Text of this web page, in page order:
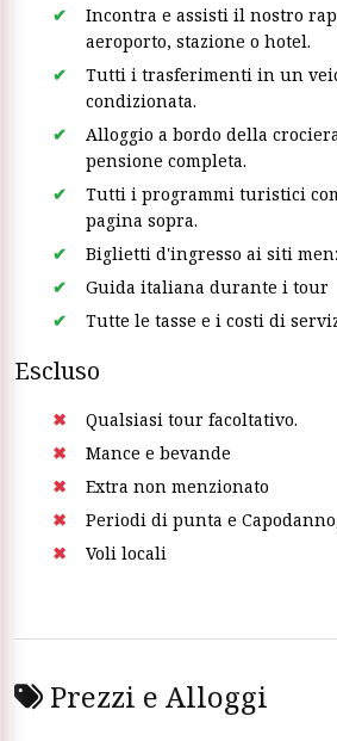
Incontra e assisti il nostro
aeroporto, stazione o hotel.
Tutti i trasferimenti in un
condizionata.
Alloggio a bordo della
pensione completa.
Tutti i programmi turistici
pagina sopra.
Biglietti d'ingresso ai siti
Guida italiana durante i tour
Tutte le tasse e i costi di
Escluso
Qualsiasi tour facoltativo.
Mance e bevande
Extra non menzionato
Periodi di punta e
Voli locali
Prezzi e Alloggi